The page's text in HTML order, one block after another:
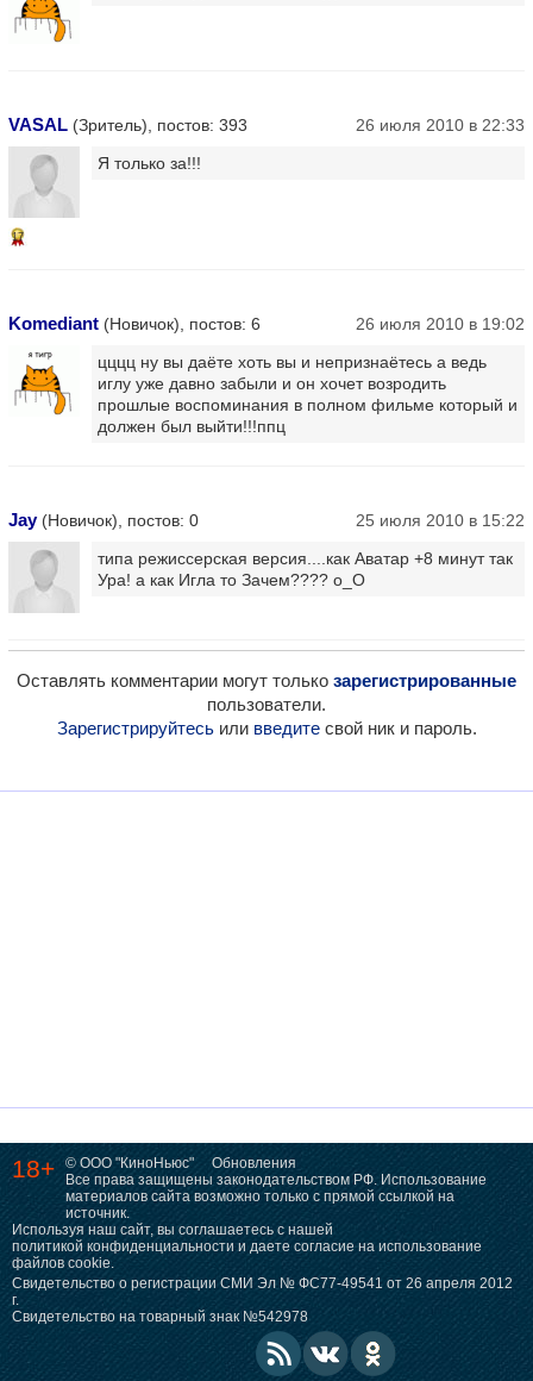
VASAL (Зритель), постов: 393 26 июля 2010 в 22:33
17
Я только за!!!
Komediant (Новичок), постов: 6
26 июля 2010 в 19:02
цццц ну вы даёте хоть вы и непризнаётесь а ведь
иглу уже давно забыли и он хочет возродить
прошлые воспоминания в полном фильме который и
должен был выйти!!!ппц
Jay(Новичок), постов: 0
25 июля 2010 в 15:22
типа режиссерская версия....как Аватар +8 минут так
Ура! а как Игла то Зачем???? о_О
Оставлять комментарии могут только зарегистрированные
пользователи.
Зарегистрируйтесьили введитесвой ник и пароль.
18+ © ООО "КиноНьюс"
Обновления
Все права защищены законодательством РФ. Использование
материалов сайта возможно только с прямой ссылкой на
источник.
Используя наш сайт, вы соглашаетесь с нашей
политикой конфиденциальности и даете согласие на использование
файлов cookie.
Свидетельство о регистрации СМИ Эл № ФС77-49541 от 26 апреля 2012
г.
Свидетельство на товарный знак №542978